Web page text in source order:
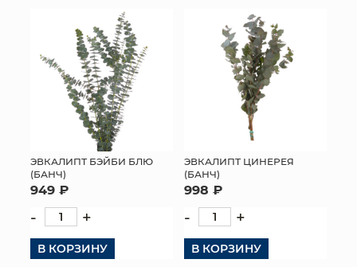
ГОРШКИ И КАШПО
ГРУНТЫ И УДОБРЕНИЯ
ПРЕДМЕТЫ ИНТЕРЬЕРА
МЯГКИЕ ИГРУШКИ
КОРЗИНЫ
ЯЩИКИ
ЭВКАЛИПТ БЭЙБИ БЛЮ
(БАНЧ)
949 ₽
- +
В КОРЗИНУ
ЭВКАЛИПТ ЦИНЕРЕЯ
(БАНЧ)
998 ₽
- +
В КОРЗИНУ